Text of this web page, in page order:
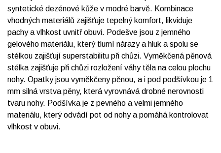
syntetické dezénové kůže v modré barvě. Kombinace
vhodných materiálů zajišťuje tepelný komfort, likviduje
pachy a vlhkost uvnitř obuvi. Podešve jsou z jemného
gelového materiálu, který tlumí nárazy a hluk a spolu se
stélkou zajišťují superstabilitu při chůzi. Vyměkčená pěnová
stélka zajišťuje při chůzi rozložení váhy těla na celou plochu
nohy. Opatky jsou vyměkčeny pěnou, a i pod podšívkou je 1
mm silná vrstva pěny, která vyrovnává drobné nerovnosti
tvaru nohy. Podšívka je z pevného a velmi jemného
materiálu, který odvádí pot od nohy a pomáhá kontrolovat
vlhkost v obuvi.